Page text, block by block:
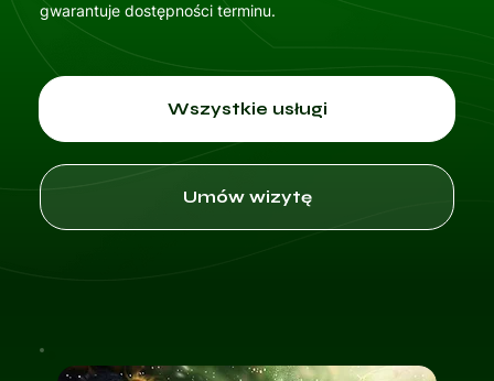
gwarantuje dostępności terminu.
Wszystkie usługi
Umów wizytę